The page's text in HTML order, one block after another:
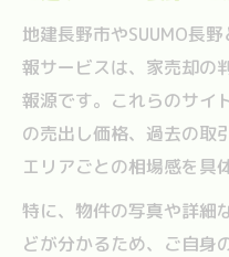
地建長野市やSUUMO長
報サービスは、家売却の
報源です。これらのサイ
の売出し価格、過去の取
エリアごとの相場感を具
特に、物件の写真や詳細
どが分かるため、ご自身